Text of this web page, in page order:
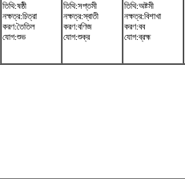
তিথি:ষষ্ঠী
নক্ষত্র:চিত্রা
করণ:তৈতিল
যোগ:শুভ
তিথি:সপ্তমী
নক্ষত্র:স্বাতী
করণ:বণিজ
যোগ:শুক্র
তিথি:অষ্টমী
নক্ষত্র:বিশাখা
করণ:বব
যোগ:ব্রহ্ম